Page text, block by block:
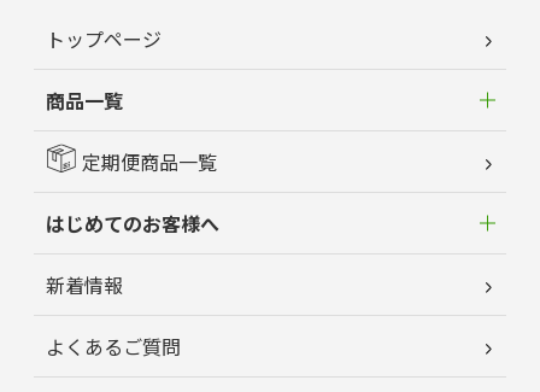
トップページ
商品一覧
定期便商品一覧
はじめてのお客様へ
新着情報
よくあるご質問